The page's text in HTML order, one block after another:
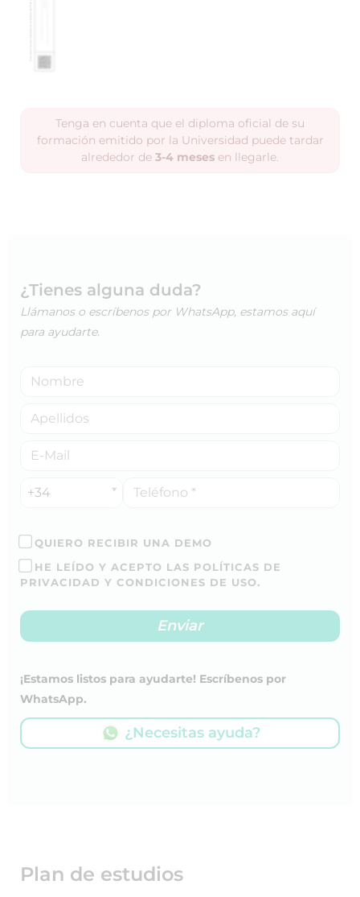
Tenga en cuenta que el diploma oficial de su
formación emitido por la Universidad puede tardar
alrededor de 3-4 meses en llegarle.
¿Tienes alguna duda?
Llámanos o escríbenos por WhatsApp, estamos aquí
para ayudarte.
+34
QUIERO RECIBIR UNA DEMO
HE LEÍDO Y ACEPTO LAS POLÍTICAS DE
PRIVACIDAD Y CONDICIONES DE USO.
¡Estamos listos para ayudarte! Escríbenos por
WhatsApp.
¿Necesitas ayuda?
Plan de estudios